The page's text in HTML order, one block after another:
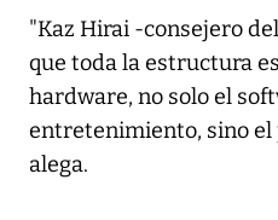
"Kaz Hirai -consejero
que toda la estructura
hardware, no solo el
entretenimiento, sino el
alega.